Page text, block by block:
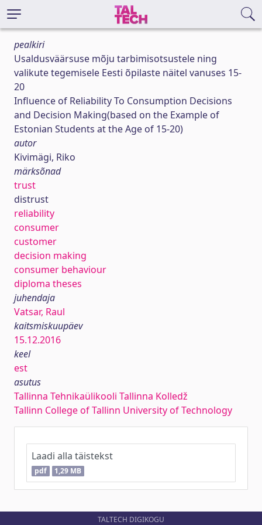
pealkiri
Usaldusväärsuse mõju tarbimisotsustele ning
valikute tegemisele Eesti õpilaste näitel vanuses 15-
20
Influence of Reliability To Consumption Decisions
and Decision Making(based on the Example of
Estonian Students at the Age of 15-20)
autor
Kivimägi, Riko
märksõnad
trust
distrust
reliability
consumer
customer
decision making
consumer behaviour
diploma theses
juhendaja
Vatsar, Raul
kaitsmiskuupäev
15.12.2016
keel
est
asutus
Tallinna Tehnikaülikooli Tallinna Kolledž
Tallinn College of Tallinn University of Technology
Laadi alla täistekst
pdf 1,29 MB
TALTECH DIGIKOGU